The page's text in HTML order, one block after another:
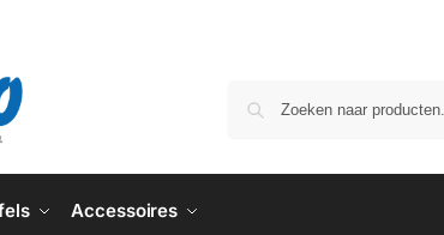
Accessoires